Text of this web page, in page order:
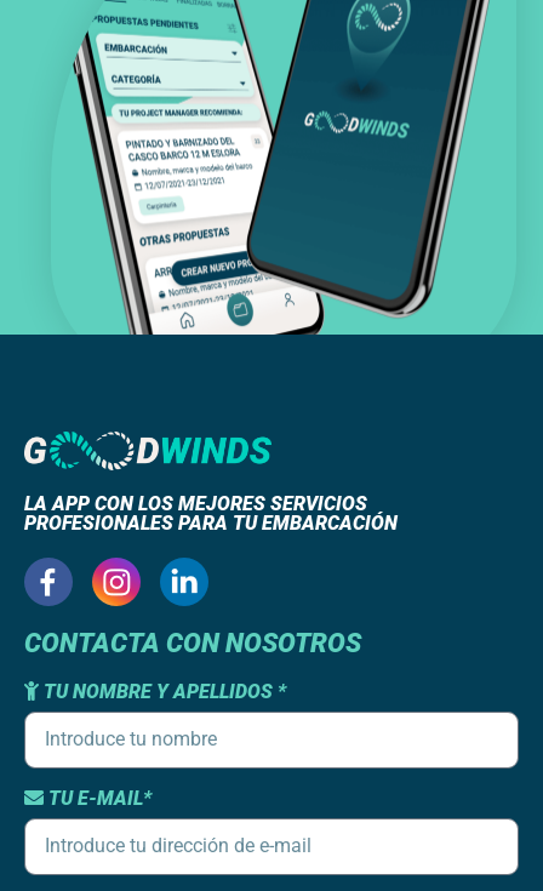
LA APP CON LOS MEJORES SERVICIOS
PROFESIONALES PARA TU EMBARCACIÓN
CONTACTA CON NOSOTROS
TU NOMBRE Y APELLIDOS *
TU E-MAIL*